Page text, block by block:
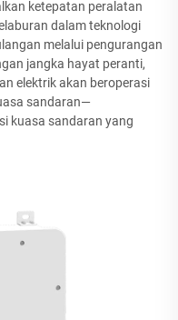
ketepatan peralatan
dalam teknologi
melalui pengurangan
jangka hayat peranti,
elektrik akan beroperasi
sandaran—
kuasa sandaran yang